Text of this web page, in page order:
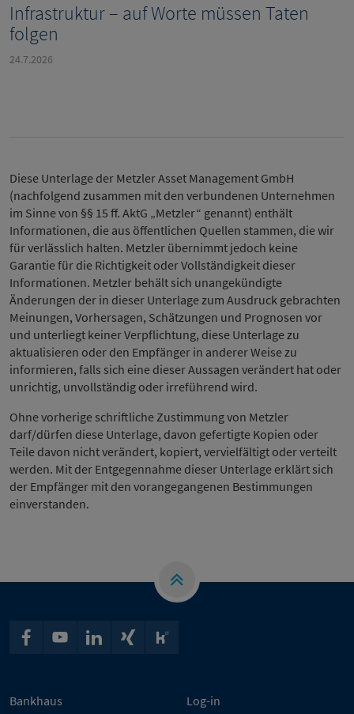
Infrastruktur – auf Worte müssen Taten
folgen
24.7.2026
Diese Unterlage der Metzler Asset Management GmbH
(nachfolgend zusammen mit den verbundenen Unternehmen
im Sinne von §§ 15 ff. AktG „Metzler“ genannt) enthält
Informationen, die aus öffentlichen Quellen stammen, die wir
für verlässlich halten. Metzler übernimmt jedoch keine
Garantie für die Richtigkeit oder Vollständigkeit dieser
Informationen. Metzler behält sich unangekündigte
Änderungen der in dieser Unterlage zum Ausdruck gebrachten
Meinungen, Vorhersagen, Schätzungen und Prognosen vor
und unterliegt keiner Verpflichtung, diese Unterlage zu
aktualisieren oder den Empfänger in anderer Weise zu
informieren, falls sich eine dieser Aussagen verändert hat oder
unrichtig, unvollständig oder irreführend wird.
Ohne vorherige schriftliche Zustimmung von Metzler
darf/dürfen diese Unterlage, davon gefertigte Kopien oder
Teile davon nicht verändert, kopiert, vervielfältigt oder verteilt
werden. Mit der Entgegennahme dieser Unterlage erklärt sich
der Empfänger mit den vorangegangenen Bestimmungen
einverstanden.
Bankhaus
Log-in